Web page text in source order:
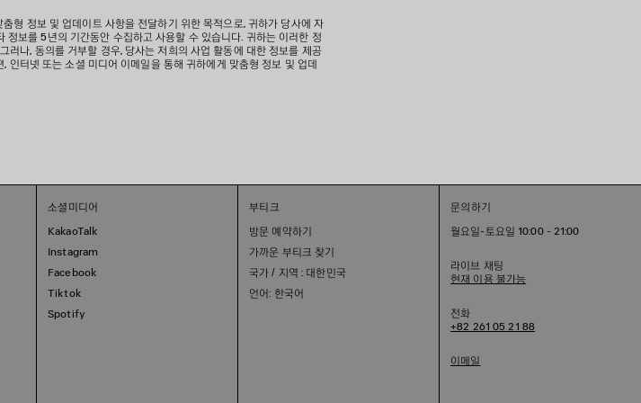
형 정보 및 업데이트 사항을 전달하기 위한 목적으로, 귀하가 당사에 자
보를 5년의 기간동안 수집하고 사용할 수 있습니다. 귀하는 이러한 정
러나, 동의를 거부할 경우, 당사는 저희의 사업 활동에 대한 정보를 제공
터넷 또는 소셜 미디어 이메일을 통해 귀하에게 맞춤형 정보 및 업데
소셜미디어
KakaoTalk
Instagram
Facebook
Tiktok
Spotify
부티크
방문 예약하기
가까운 부티크 찾기
국가 / 지역 : 대한민국
언어: 한국어
문의하기
월요일-토요일 10:00 - 21:00
라이브 채팅
현재 이용 불가능
전화
+82 261 05 21 88
이메일